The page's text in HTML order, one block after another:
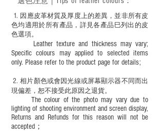
1. ​ 因應皮革材質及厚度上的差異，並非所有皮
色均適用於所有產品，詳見各產品巳列出的皮
色選項。
Leather texture and thickness may vary;
Specific colours may applied to selected items
only. Please refer to the product page for details;
​2.相片顏色或會因光線或屏幕顯示器不同而出
現偏差，恕不接受此原因之退貨。
The colour of the photo may vary due to
lighting of shooting environment and screen display,
Returns and Refunds for this reason will not be
accepted；